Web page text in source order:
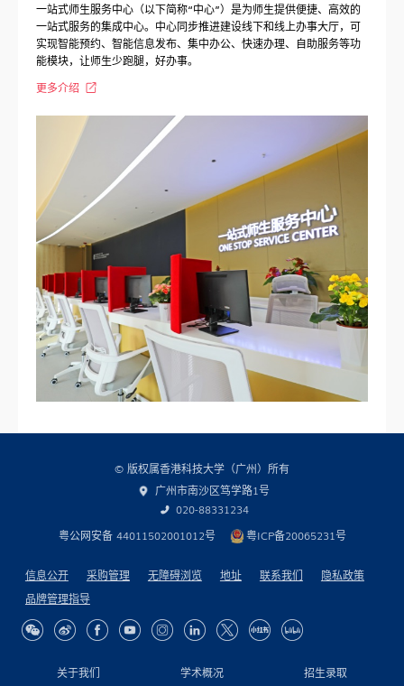
一站式师生服务中心（以下简称“中心”）是为师生提供便捷、高效的
一站式服务的集成中心。中心同步推进建设线下和线上办事大厅，可
实现智能预约、智能信息发布、集中办公、快速办理、自助服务等功
能模块，让师生少跑腿，好办事。
更多介绍
关于我们 学术概况 招生录取
© 版权属香港科技大学（广州）所有
广州市南沙区笃学路1号
020-88331234
粤公网安备 44011502001012号
粤ICP备20065231号
信息公开 采购管理 无障碍浏览 地址 联系我们
隐私政策
品牌管理指导